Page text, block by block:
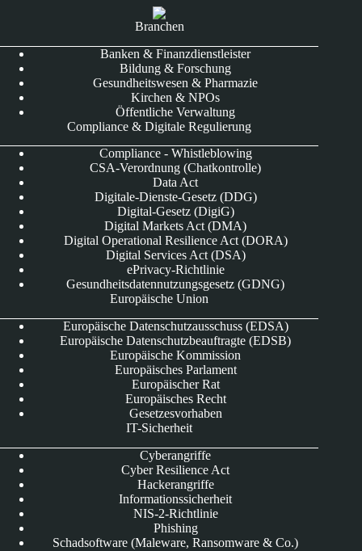
Branchen
Banken & Finanzdienstleister
Bildung & Forschung
Gesundheitswesen & Pharmazie
Kirchen & NPOs
Öffentliche Verwaltung
Compliance & Digitale Regulierung
Compliance - Whistleblowing
CSA-Verordnung (Chatkontrolle)
Data Act
Digitale-Dienste-Gesetz (DDG)
Digital-Gesetz (DigiG)
Digital Markets Act (DMA)
Digital Operational Resilience Act (DORA)
Digital Services Act (DSA)
ePrivacy-Richtlinie
Gesundheitsdatennutzungsgesetz (GDNG)
Europäische Union
Europäische Datenschutzausschuss (EDSA)
Europäische Datenschutzbeauftragte (EDSB)
Europäische Kommission
Europäisches Parlament
Europäischer Rat
Europäisches Recht
Gesetzesvorhaben
IT-Sicherheit
Cyberangriffe
Cyber Resilience Act
Hackerangriffe
Informationssicherheit
NIS-2-Richtlinie
Phishing
Schadsoftware (Maleware, Ransomware & Co.)